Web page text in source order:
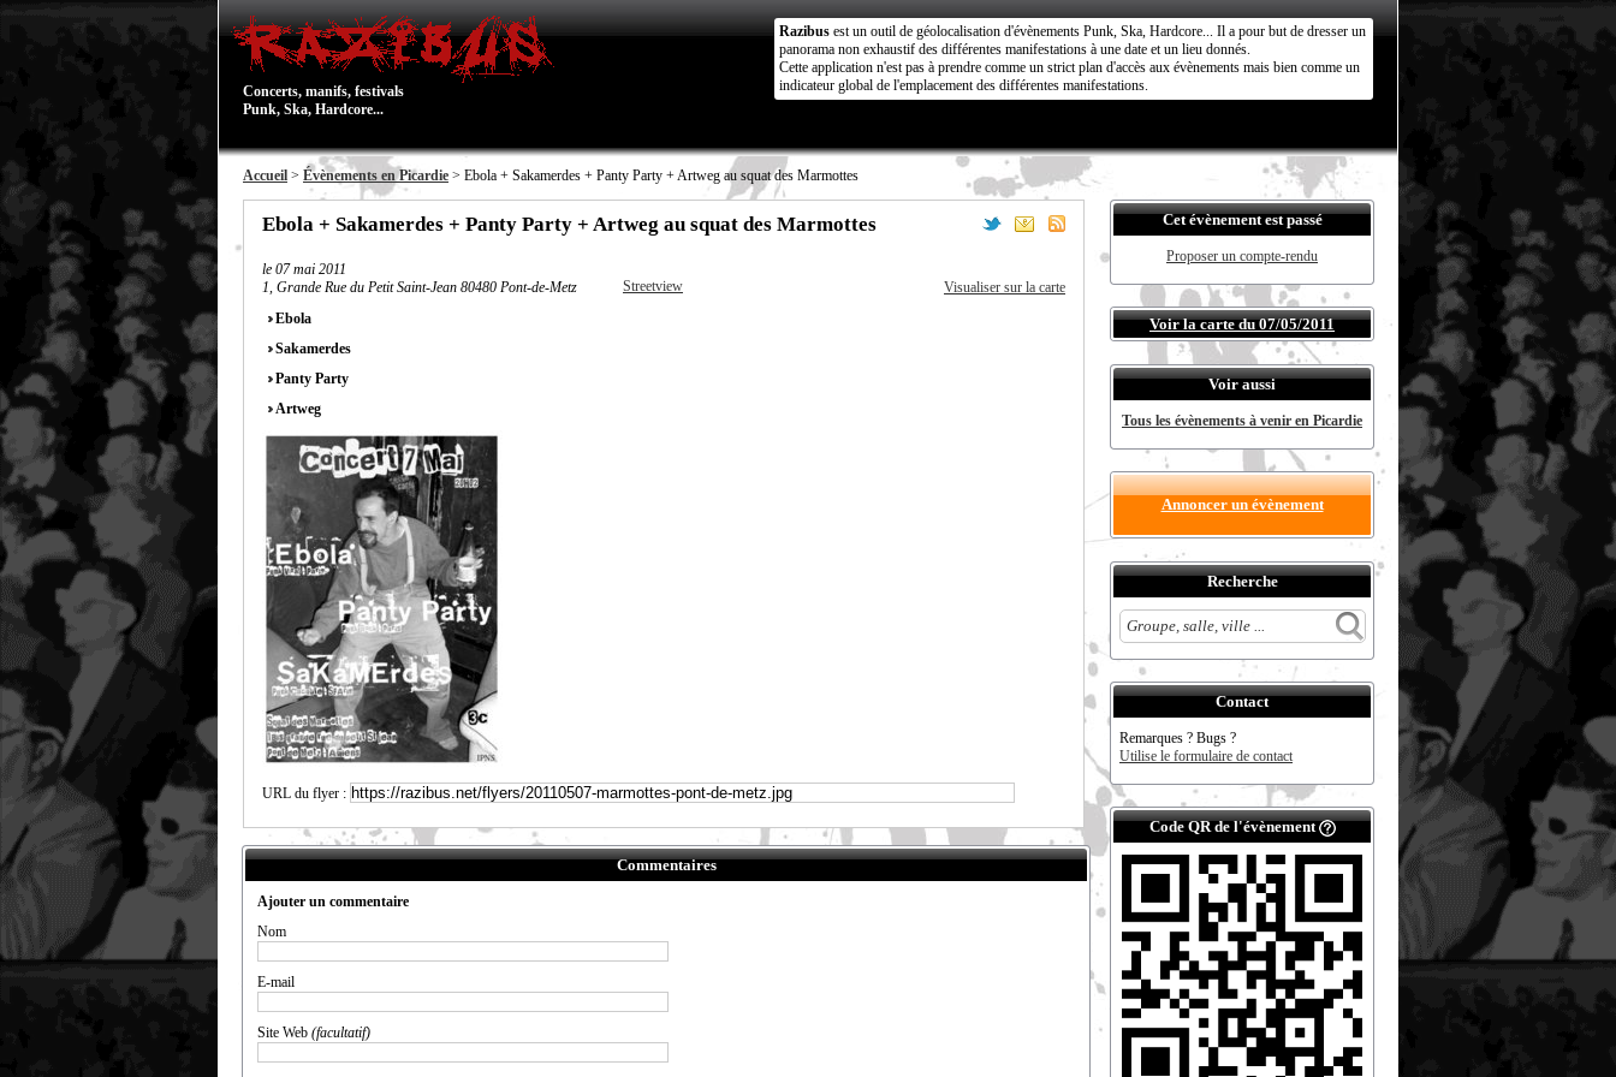
Concerts, manifs, festivals
Punk, Ska, Hardcore...
Razibus est un outil de géolocalisation d'évènements Punk, Ska, Hardcore... Il a pour but de dresser un
panorama non exhaustif des différentes manifestations à une date et un lieu donnés.
Cette application n'est pas à prendre comme un strict plan d'accès aux évènements mais bien comme un
indicateur global de l'emplacement des différentes manifestations.
Accueil > Évènements en Picardie > Ebola + Sakamerdes + Panty Party + Artweg au squat des Marmottes
Ebola + Sakamerdes + Panty Party + Artweg au squat des Marmottes
le 07 mai 2011
1, Grande Rue du Petit Saint-Jean 80480 Pont-de-Metz
Streetview
Visualiser sur la carte
Ebola
Sakamerdes
Panty Party
Artweg
URL du flyer :
Commentaires
Ajouter un commentaire
Nom
E-mail
Site Web (facultatif)
Cet évènement est passé
Proposer un compte-rendu
Voir la carte du 07/05/2011
Voir aussi
Tous les évènements à venir en Picardie
Annoncer un évènement
Recherche
Contact
Remarques ? Bugs ?
Utilise le formulaire de contact
Code QR de l'évènement